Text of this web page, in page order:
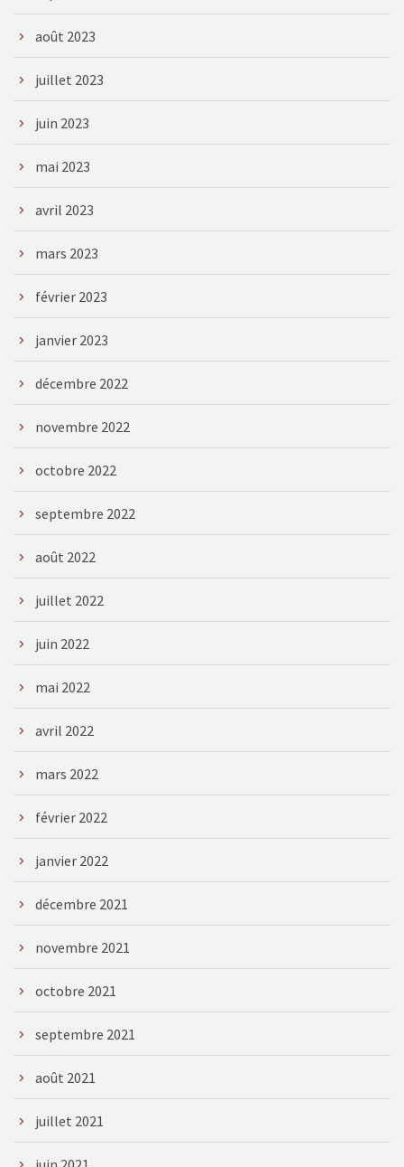
août 2023
juillet 2023
juin 2023
mai 2023
avril 2023
mars 2023
février 2023
janvier 2023
décembre 2022
novembre 2022
octobre 2022
septembre 2022
août 2022
juillet 2022
juin 2022
mai 2022
avril 2022
mars 2022
février 2022
janvier 2022
décembre 2021
novembre 2021
octobre 2021
septembre 2021
août 2021
juillet 2021